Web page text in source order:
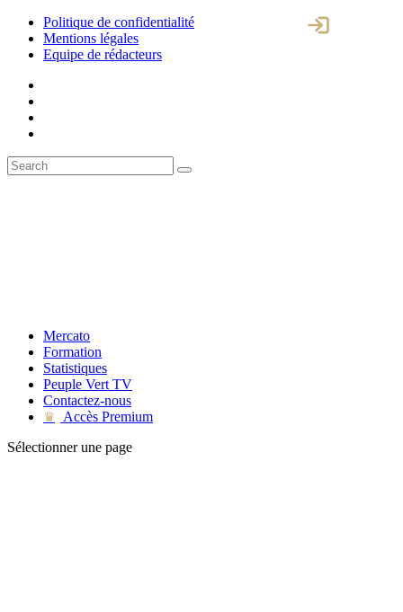
Politique de confidentialité
Mentions légales
Equipe de rédacteurs
Mercato
Formation
Statistiques
Peuple Vert TV
Contactez-nous
♛
Accès Premium
Sélectionner une page